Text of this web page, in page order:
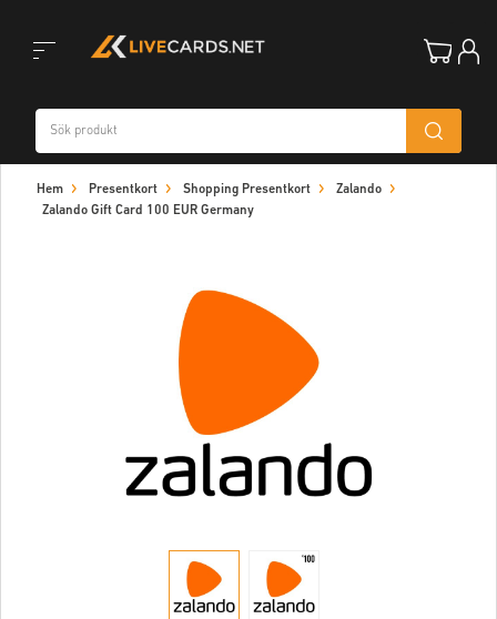
navigation
Hem Presentkort Shopping Presentkort
Zalando
Zalando Gift Card 100 EUR Germany